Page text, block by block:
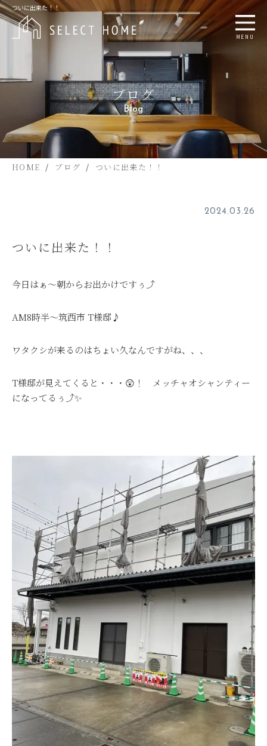
ついに出来た！！
MENU
ブログ
Blog
HOME ブログ ついに出来た！！
2024.03.26
ついに出来た！！
今日はぁ～朝からお出かけですぅ⤴
AM8時半～筑西市 T様邸♪
ワタクシが来るのはちょい久なんですがね、、、
T様邸が見えてくると・・・😲！ メッチャオシャンティー
になってるぅ⤴✨